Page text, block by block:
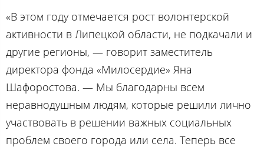
«В этом году отмечается рост волонтерской
активности в Липецкой области, не подкачали и
другие регионы, — говорит заместитель
директора фонда «Милосердие» Яна
Шафоростова. — Мы благодарны всем
неравнодушным людям, которые решили лично
участвовать в решении важных социальных
проблем своего города или села. Теперь все